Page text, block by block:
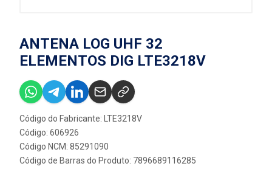
ANTENA LOG UHF 32
ELEMENTOS DIG LTE3218V
Código do Fabricante: LTE3218V
Código: 606926
Código NCM: 85291090
Código de Barras do Produto: 7896689116285